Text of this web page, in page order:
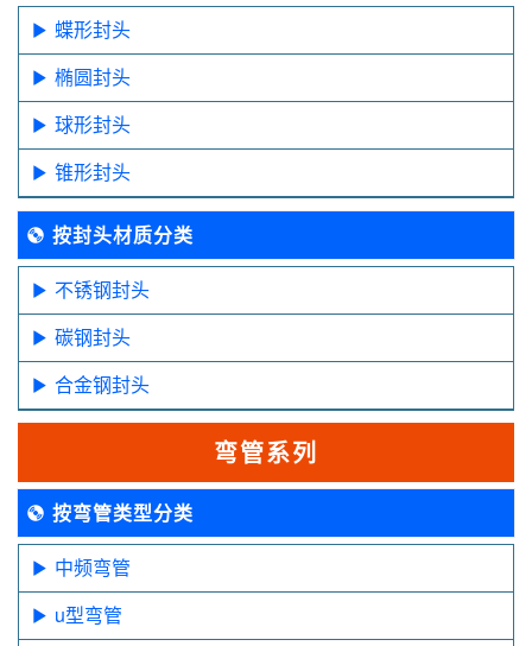
蝶形封头
椭圆封头
球形封头
锥形封头
按封头材质分类
不锈钢封头
碳钢封头
合金钢封头
弯管系列
按弯管类型分类
中频弯管
u型弯管